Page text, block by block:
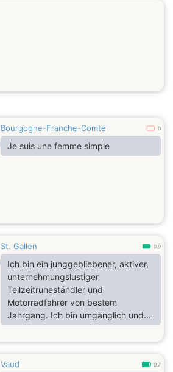
Bourgogne-Franche-Comté 0
Je suis une femme simple
St. Gallen 0.9
Ich bin ein junggebliebener, aktiver,
unternehmungslustiger
Teilzeitruheständler und
Motorradfahrer von bestem
Jahrgang. Ich bin umgänglich und
zuverlässig und auf der Suche nach
einer Freundschaft, aus der sich
Sollte dies der Fall werden, darf sie
Vaud 0.7